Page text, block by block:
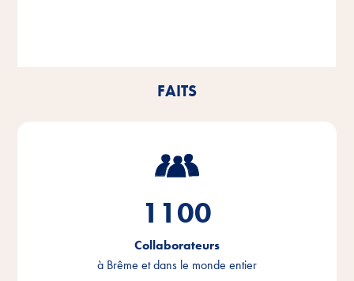
FAITS
1100
Collaborateurs
à Brême et dans le monde entier